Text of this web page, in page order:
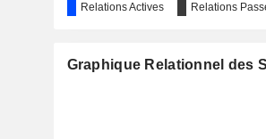
Relations Actives Relations
Graphique Relationnel des